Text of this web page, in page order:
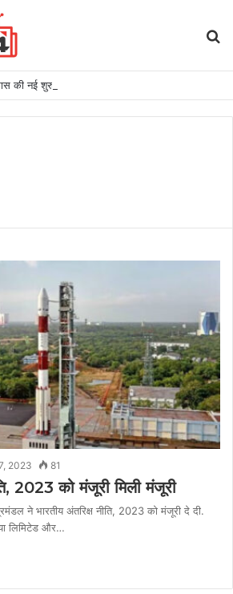
2023 81
2023 को मंजूरी मिली मंजूरी
ने भारतीय अंतरिक्ष नीति, 2023 को मंजूरी दे दी.
लिमिटेड और…